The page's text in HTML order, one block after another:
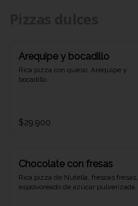
Arequipe y bocadillo
Rica pizza con queso, Arequipe y
bocadillo.
$29.900
Chocolate con fresas
Rica pizza de Nutella, frescas fresas,
espolvoreado de azúcar pulverizada.